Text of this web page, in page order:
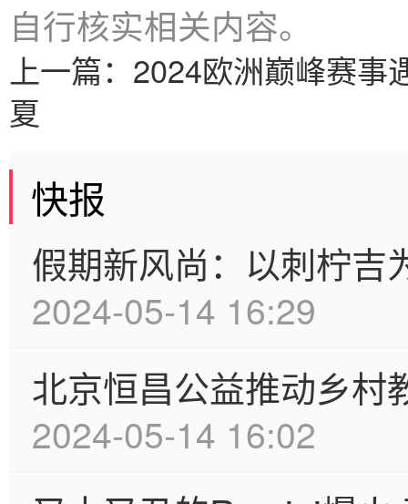
自行核实相关内容。
上一篇： 2024欧洲巅峰赛事
夏
快报
假期新风尚：以刺柠吉
2024-05-14 16:29
北京恒昌公益推动乡村
2024-05-14 16:02